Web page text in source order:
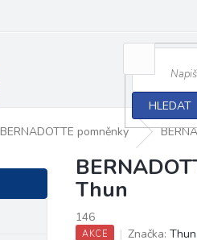
HLEDAT
BERNADOTTE pomněnky
Thun
146
AKCE Značka: Thun